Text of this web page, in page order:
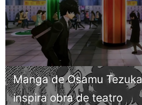
Manga de Osamu
inspira obra de teatro